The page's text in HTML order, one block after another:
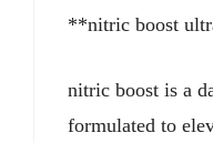
**nitric boost
nitric boost is a
formulated to